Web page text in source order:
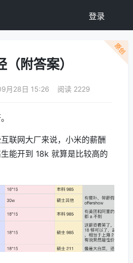
登录
原创
附答案）
月28日 15:26 阅读 2229
联网大厂来说，小米的薪酬
能开到 18k 就算是比较高的